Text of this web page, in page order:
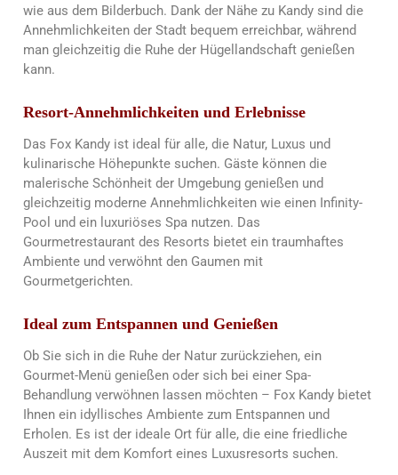
wie aus dem Bilderbuch. Dank der Nähe zu Kandy sind die
Annehmlichkeiten der Stadt bequem erreichbar, während
man gleichzeitig die Ruhe der Hügellandschaft genießen
kann.
Resort-Annehmlichkeiten und Erlebnisse
Das Fox Kandy ist ideal für alle, die Natur, Luxus und
kulinarische Höhepunkte suchen. Gäste können die
malerische Schönheit der Umgebung genießen und
gleichzeitig moderne Annehmlichkeiten wie einen Infinity-
Pool und ein luxuriöses Spa nutzen. Das
Gourmetrestaurant des Resorts bietet ein traumhaftes
Ambiente und verwöhnt den Gaumen mit
Gourmetgerichten.
Ideal zum Entspannen und Genießen
Ob Sie sich in die Ruhe der Natur zurückziehen, ein
Gourmet-Menü genießen oder sich bei einer Spa-
Behandlung verwöhnen lassen möchten – Fox Kandy bietet
Ihnen ein idyllisches Ambiente zum Entspannen und
Erholen. Es ist der ideale Ort für alle, die eine friedliche
Auszeit mit dem Komfort eines Luxusresorts suchen.